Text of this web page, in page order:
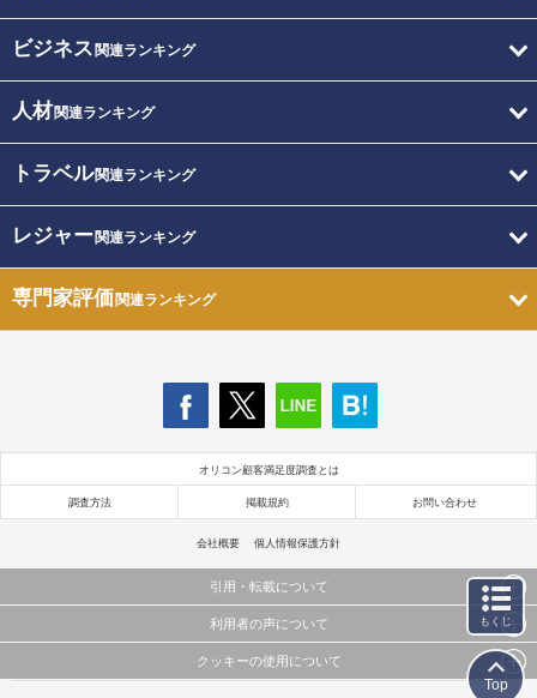
ビジネス 関連ランキング
人材関連ランキング
トラベル関連ランキング
レジャー関連ランキング
専門家評価関連ランキング
オリコン顧客満足度調査とは
調査方法 掲載規約 お問い合わせ
会社概要 個人情報保護方針
引用・転載について
当サイトで公開されている情報（文字、写真、イラスト、画像データ等）及びこれらの配置・
これらの情報を権利者の許可なく無断転載・複製などの二次利用を行うことは固く禁じており
利用者の声について
当サイトに掲載している内容はすべてサービスの利用者が提出された見解・感想です。
クッキーの使用について
もくじ
Top